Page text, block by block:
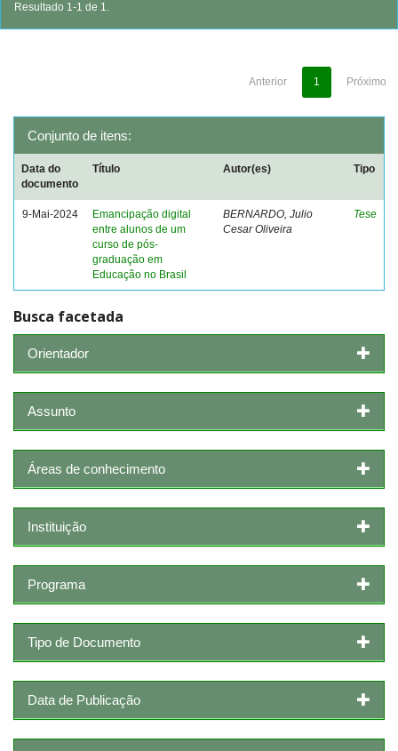
Resultado 1-1 de 1.
Anterior 1 Próximo
Conjunto de itens:
Data do
documento
Título Autor(es) Tipo
9-Mai-2024
Emancipação digital
entre alunos de um
curso de pós-
graduação em
Educação no Brasil
BERNARDO, Julio
Cesar Oliveira
Tese
Busca facetada
Orientador
Assunto
Áreas de conhecimento
Instituição
Programa
Tipo de Documento
Data de Publicação